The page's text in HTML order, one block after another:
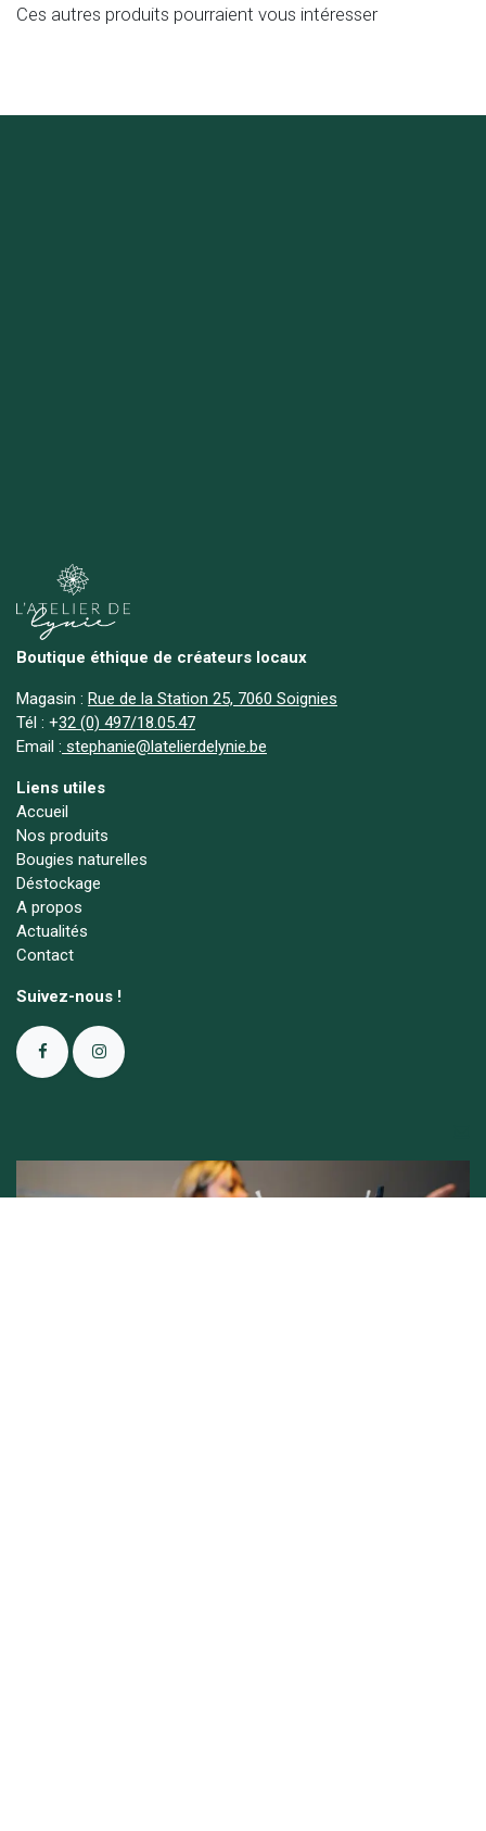
Ces autres produits pourraient vous intéresser
Boutique éthique de créateurs locaux
Magasin : Rue de la Station 25, 7060 Soignies
Tél : +32 (0) 497/18.05.47
Email : stephanie@latelierdelynie.be
Liens utiles
Accueil
Nos produits
Bougies naturelles
Déstockage
A propos
Actualités
Contact
Suivez-nous !